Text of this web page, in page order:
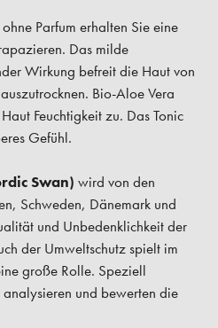
Parfum erhalten Sie eine
Das milde
Wirkung befreit die Haut von
Bio-Aloe Vera
Feuchtigkeit zu. Das Tonic
Gefühl.
Swan) wird von den
Schweden, Dänemark und
und Unbedenklichkeit der
der Umweltschutz spielt im
große Rolle. Speziell
und bewerten die